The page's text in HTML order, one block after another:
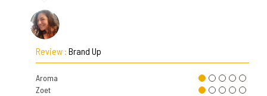
Review : Brand Up
Aroma
Zoet